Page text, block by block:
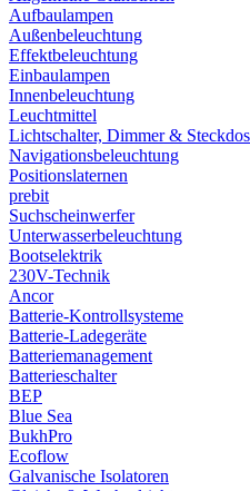
Aufbaulampen
Außenbeleuchtung
Effektbeleuchtung
Einbaulampen
Innenbeleuchtung
Leuchtmittel
Lichtschalter, Dimmer &
Navigationsbeleuchtung
Positionslaternen
prebit
Suchscheinwerfer
Unterwasserbeleuchtung
Bootselektrik
230V-Technik
Ancor
Batterie-Kontrollsysteme
Batterie-Ladegeräte
Batteriemanagement
Batterieschalter
BEP
Blue Sea
BukhPro
Ecoflow
Galvanische Isolatoren